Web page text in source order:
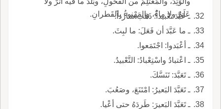
عَلَمٌ ولا ماءٌ، والمَهْنوءُ بالقَطرانِ.
ـ عَبَّدَ تعْبيداً: ذَهَبَ شارداً.
ـ ما عَبَّدَ أن فَعَلَ: ما لبِثَ.
ـ أعْبَدوا: اجْتَمَعوا.
ـ اعْتبادُ واسْتِعْبادُ: التَّعْبيدُ.
ـ تَعَبَّدَ: تَنَسَّكَ.
ـ تَعَبَّدَ البَعيرُ: امْتَنَعَ، وصَعُبَ.
ـ تَعَبَّدَ البَعيرَ: طَردَهُ حتى أعْيا.